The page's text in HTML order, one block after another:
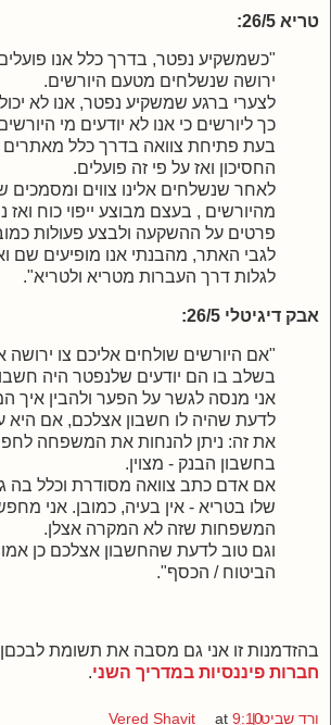
טריא 26/5:
"כשמשקיע נפטר, בדרך כלל אנו
ירושה שנשלחים מטעם היורשים.
לצערי ברגע שמשקיע נפטר, אנו לא
כך ליורשים כי אנו לא יודעים מי
בעת פתיחת צוואה בדרך כלל מאתרים
החסיכון ואז על פי זה פועלים.
לאחר שנשלחים אלינו צווים ומסמכים
מהיורשים , בעצם מבוצע ייפוי כוח ואז
פרטים על ההשקעה ולבצע פעולות
לגבי האתר, מהבנתי אנו מופיעים שם
לגלות דרך העברות מטריא ולטריא".
אבק דיגיטלי 26/5:
"אם היורשים שולחים אליכם צו ירושה
בשלב בו הם יודעים שלנפטר היה
אני מנסה לגשר על הפער ולהבין איך
לדעת שהיה לו חשבון אצלכם, אם היא
את זה: ניתן להנחות את המשפחה
בחשבון הבנק - מצוין.
אם אדם כתב צוואה מסודרת וכלל בה
שלו בטריא - אין בעיה, כמובן. אני
המשפחות שזה לא המקרה אצלן.
וגם טוב לדעת שהחשבון אצלכם כן
הביטוח / הכסף".
בהזדמנות זו אני גם מסבה את תשומת
חברות פיננסיות במדריך השני.
ורד שביט | Vered Shavit at9:10